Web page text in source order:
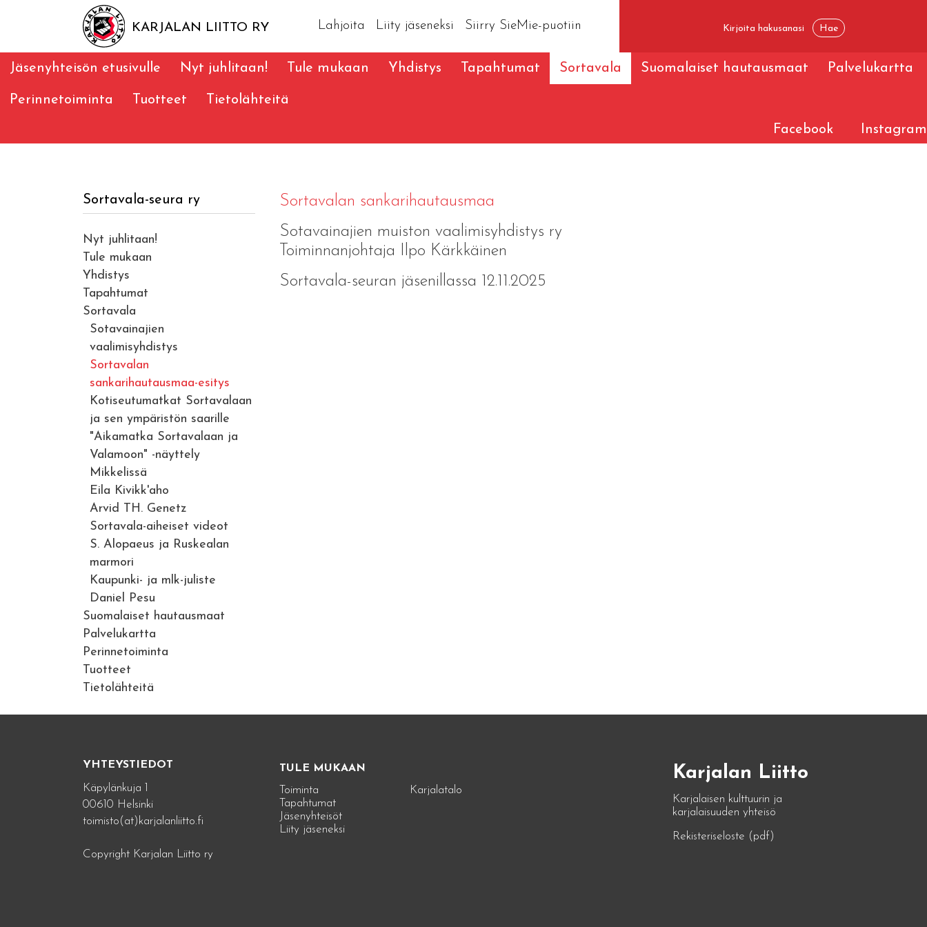
KARJALAN LIITTO RY Lahjoita Liity jäseneksi Siirry SieMie-puotiin
Jäsenyhteisön etusivulle Nyt juhlitaan! Tule mukaan Yhdistys Tapahtumat Sortavala Suomalaiset hautausmaat Palvelukartta
Perinnetoiminta Tuotteet Tietolähteitä
Facebook Instagram
Sortavala-seura ry
Nyt juhlitaan!
Tule mukaan
Yhdistys
Tapahtumat
Sortavala
Sotavainajien
vaalimisyhdistys
Sortavalan
sankarihautausmaa-esitys
Kotiseutumatkat Sortavalaan
ja sen ympäristön saarille
"Aikamatka Sortavalaan ja
Valamoon" -näyttely
Mikkelissä
Eila Kivikk'aho
Arvid TH. Genetz
Sortavala-aiheiset videot
S. Alopaeus ja Ruskealan
marmori
Kaupunki- ja mlk-juliste
Daniel Pesu
Suomalaiset hautausmaat
Palvelukartta
Perinnetoiminta
Tuotteet
Tietolähteitä
Sortavalan sankarihautausmaa
Sotavainajien muiston vaalimisyhdistys ry
Toiminnanjohtaja Ilpo Kärkkäinen
Sortavala-seuran jäsenillassa 12.11.2025
YHTEYSTIEDOT
Käpylänkuja 1
00610 Helsinki
toimisto(at)karjalanliitto.fi
Copyright Karjalan Liitto ry
TULE MUKAAN
Toiminta
Tapahtumat
Jäsenyhteisöt
Liity jäseneksi
Karjalatalo
Karjalan Liitto
Karjalaisen kulttuurin ja
karjalaisuuden yhteisö
Rekisteriseloste (pdf)